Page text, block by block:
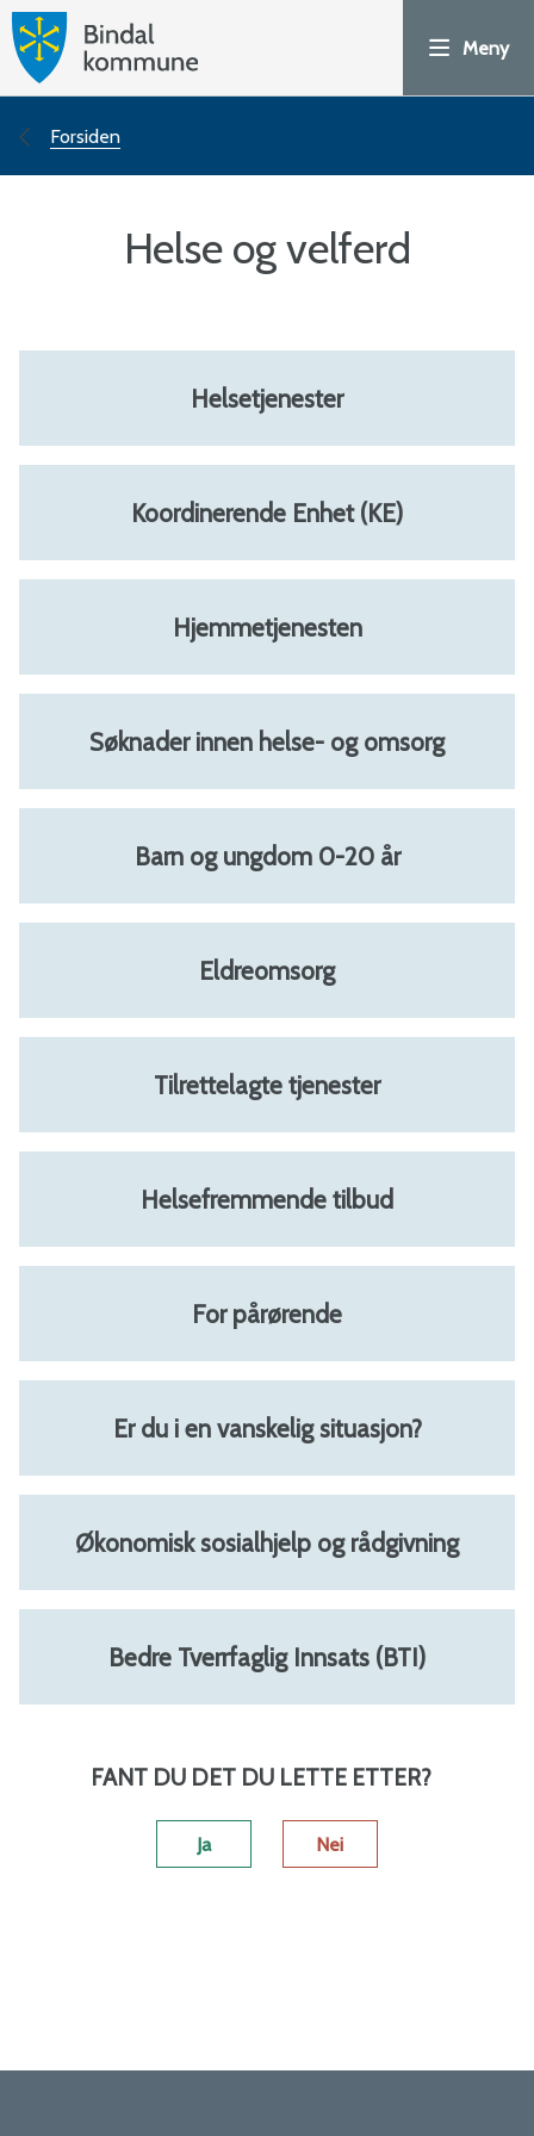
o
d
o
r
t
a
l
-
B
i
n
d
a
l
k
o
m
m
u
n
e
Meny
Du
Forsiden
Helse og velferd
Helsetjenester
Koordinerende Enhet (KE)
Hjemmetjenesten
Søknader innen helse- og omsorg
Barn og ungdom 0-20 år
Eldreomsorg
Tilrettelagte tjenester
Helsefremmende tilbud
For pårørende
Er du i en vanskelig situasjon?
Økonomisk sosialhjelp og rådgivning
Bedre Tverrfaglig Innsats (BTI)
FANT DU DET DU LETTE ETTER?
Ja Nei